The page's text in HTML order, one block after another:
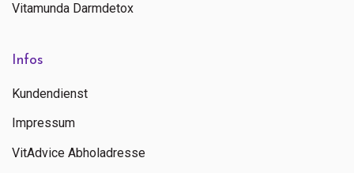
Vitamunda Darmdetox
Infos
Kundendienst
Impressum
VitAdvice Abholadresse